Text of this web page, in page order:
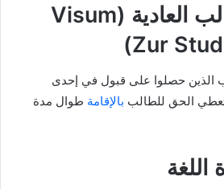
1. تأشيرة الطالب العادية (Visum
Zur
الذين حصلوا على قبول في إحدى
الحق للطالب بالإقامة طوال مدة